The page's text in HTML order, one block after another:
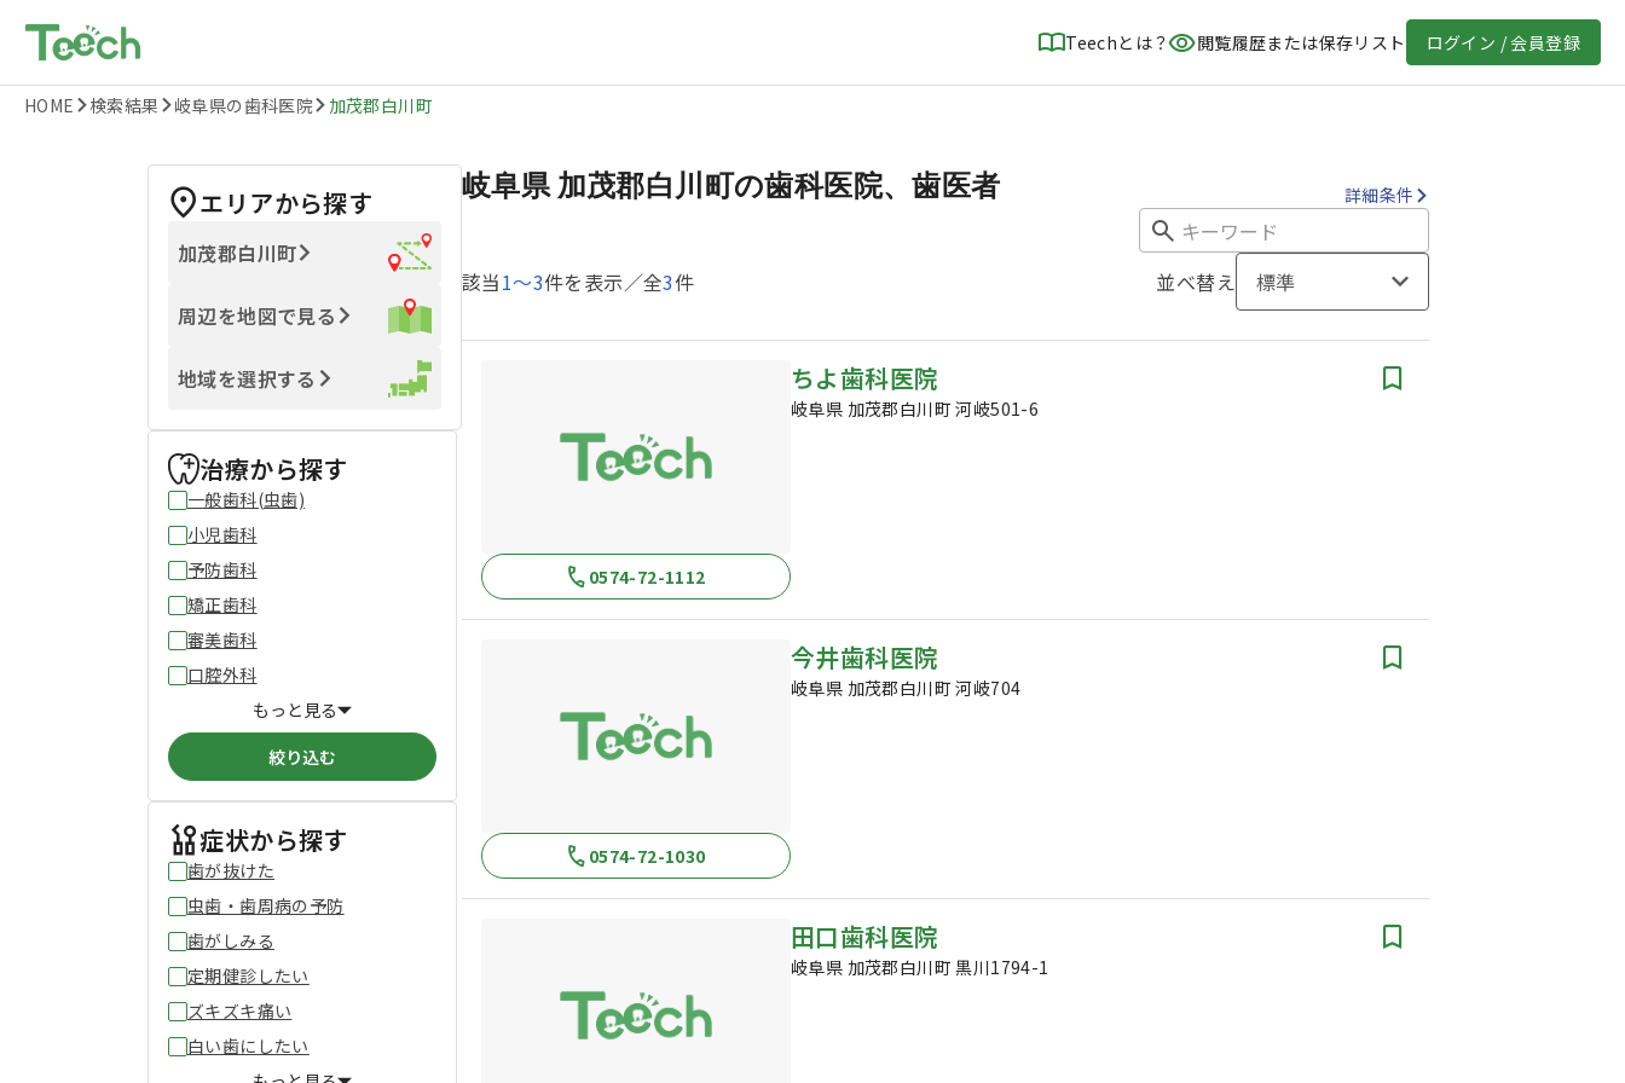
Teechとは？ 閲覧履歴または保存リスト ログイン / 会員登録
HOME 検索結果 岐阜県の歯科医院 加茂郡白川町
エリアから探す
加茂郡白川町
周辺を地図で見る
地域を選択する
治療から探す
一般歯科(虫歯)
小児歯科
予防歯科
矯正歯科
審美歯科
口腔外科
もっと見る
絞り込む
症状から探す
歯が抜けた
虫歯・歯周病の予防
歯がしみる
定期健診したい
ズキズキ痛い
白い歯にしたい
岐阜県 加茂郡白川町の歯科医院、歯医者 詳細条件
該当1〜3件を表示／全3件 並べ替え 標準
0574-72-1112
ちよ歯科医院
岐阜県 加茂郡白川町 河岐501-6
0574-72-1030
今井歯科医院
岐阜県 加茂郡白川町 河岐704
田口歯科医院
岐阜県 加茂郡白川町 黒川1794-1